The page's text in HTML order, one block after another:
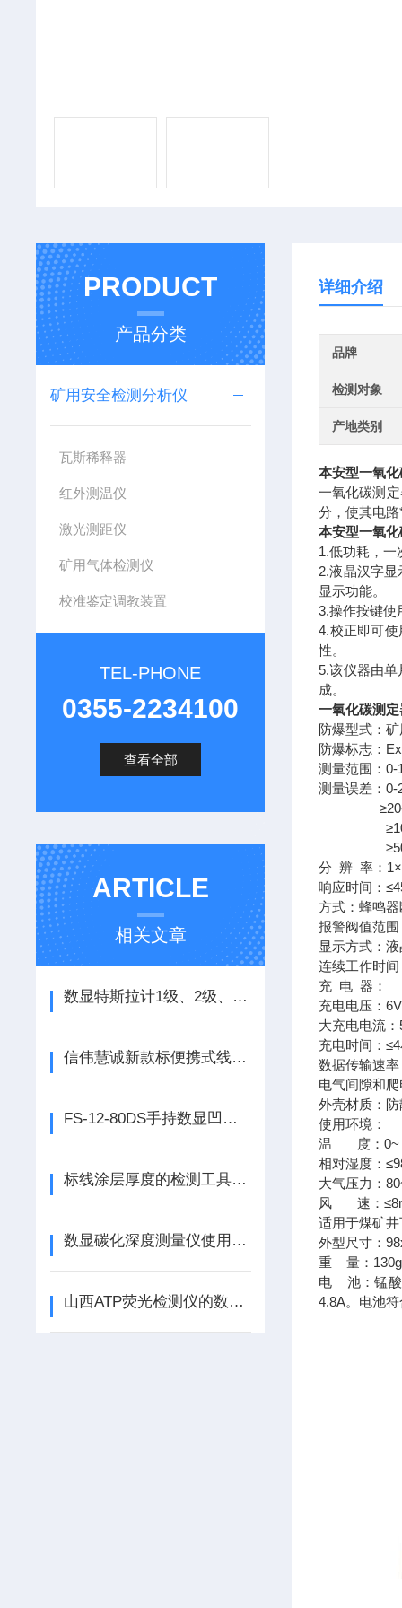
PRODUCT
产品分类
矿用安全检测分析仪
瓦斯稀释器
红外测温仪
激光测距仪
矿用气体检测仪
校准鉴定调教装置
TEL-PHONE
0355-2234100
查看全部
ARTICLE
相关文章
数显特斯拉计1级、2级、5级适用于不同的磁场测量场合
信伟慧诚新款标便携式线厚度检测仪清实物大图供参考选购！
FS-12-80DS手持数显凹坑深度测量仪
标线涂层厚度的检测工具（标线厚度检测仪）
数显碳化深度测量仪使用方法
山西ATP荧光检测仪的数字主要表示些什么？
详细介绍
品牌
检测对象
产地类别
本安型一氧
一氧化碳测
分，使其电
本安型一氧
1.低功耗，一
2.液晶汉字
显示功能。
3.操作按键使
4.校正即可
性。
5.该仪器由单
成。
一氧化碳测
防爆型式：
防爆标志：
测量范围：0-
测量误差：
≥20-100
≥100-
≥500-
分 辨 率：
响应时间：
方式：蜂鸣
报警阀值范
显示方式：
连续工作时
充 电 器：
充电电压：6V
大充电电流
充电时间：
数据传输速
电气间隙和
外壳材质：
使用环境：
温 度：0~
相对湿度：
大气压力：
风 速：
适用于煤矿
外型尺寸：
重 量：130g
电 池：锰酸
4.8A。电池